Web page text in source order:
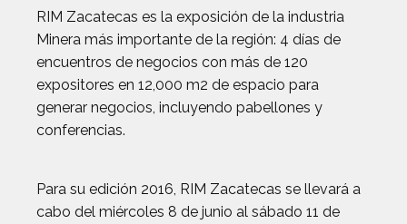
RIM Zacatecas es la exposición de la industria
Minera más importante de la región: 4 días de
encuentros de negocios con más de 120
expositores en 12,000 m2 de espacio para
generar negocios, incluyendo pabellones y
conferencias.
Para su edición 2016, RIM Zacatecas se llevará a
cabo del miércoles 8 de junio al sábado 11 de